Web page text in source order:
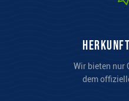
Wir bieten nur
dem